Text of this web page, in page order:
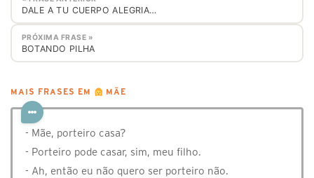
DALE A TU CUERPO ALEGRIA…
PRÓXIMA FRASE »
BOTANDO PILHA
MAIS FRASES EM MÃE
- Mãe, porteiro casa?
- Porteiro pode casar, sim, meu filho.
- Ah, então eu não quero ser porteiro não.